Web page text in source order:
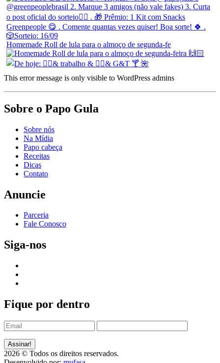
Homemade Roll de lula para o almoço de segunda-fe
This error message is only visible to WordPress admins
Sobre o Papo Gula
Sobre nós
Na Mídia
Papo cabeça
Receitas
Dicas
Contato
Anuncie
Parceria
Fale Conosco
Siga-nos
Fique por dentro
2026 © Todos os direitos reservados.